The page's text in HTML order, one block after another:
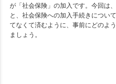
が「社会保険」の加入です。今回は
と、社会保険への加入手続きについ
てなくて済むように、事前にどのよ
ましょう。